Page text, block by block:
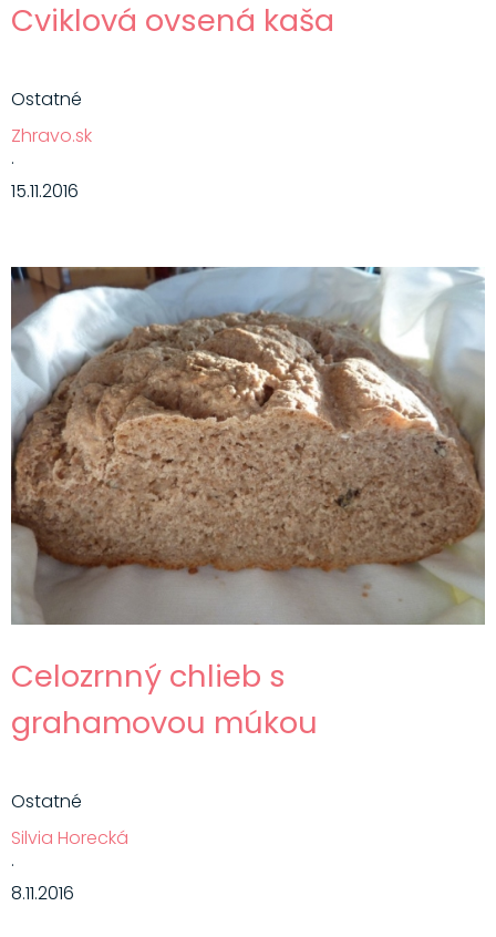
Cviklová ovsená kaša
Ostatné
Zhravo.sk
·
15.11.2016
Celozrnný chlieb s
grahamovou múkou
Ostatné
Silvia Horecká
·
8.11.2016